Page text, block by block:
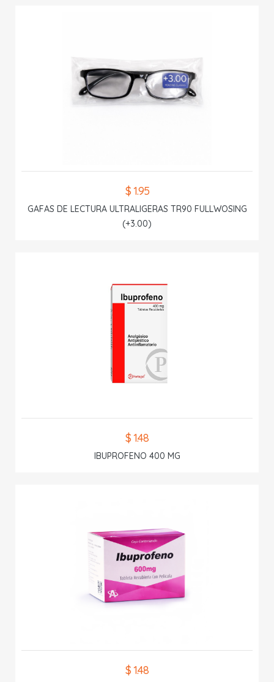
$ 1.95
GAFAS DE LECTURA ULTRALIGERAS TR90 FULLWOSING
(+3.00)
$ 1.48
IBUPROFENO 400 MG
$ 1.48